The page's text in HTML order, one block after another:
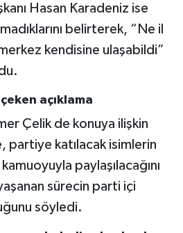
Hasan Karadeniz ise
belirterek, “Ne il
kendisine ulaşabildi”
açıklama
Çelik de konuya ilişkin
partiye katılacak isimlerin
paylaşılacağını
sürecin parti içi
söyledi.